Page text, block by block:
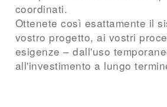
coordinati.
Ottenete così esattamente il
vostro progetto, ai vostri
esigenze – dall'uso
all'investimento a lungo